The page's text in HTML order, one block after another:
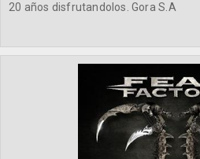
20 años disfrutandolos. Gora S.A